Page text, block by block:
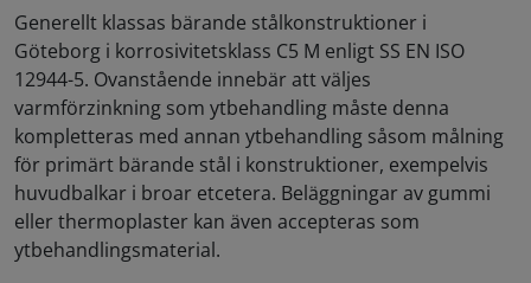
Generellt klassas bärande stålkonstruktioner i
Göteborg i korrosivitetsklass C5 M enligt SS EN ISO
12944-5. Ovanstående innebär att väljes
varmförzinkning som ytbehandling måste denna
kompletteras med annan ytbehandling såsom målning
för primärt bärande stål i konstruktioner, exempelvis
huvudbalkar i broar etcetera. Beläggningar av gummi
eller thermoplaster kan även accepteras som
ytbehandlingsmaterial.